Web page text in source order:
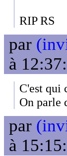
RIP RS
par
à
C'est qui
On parle
par
à